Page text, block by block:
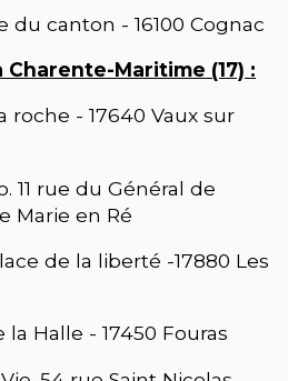
du canton - 16100 Cognac
Maritime (17) :
roche - 17640 Vaux sur
11 rue du Général de
Marie en Ré
de la liberté -17880 Les
Halle - 17450 Fouras